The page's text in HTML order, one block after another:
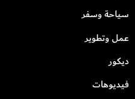
سياحة وسفر
عمل وتطوير
ديكور
فيديوهات